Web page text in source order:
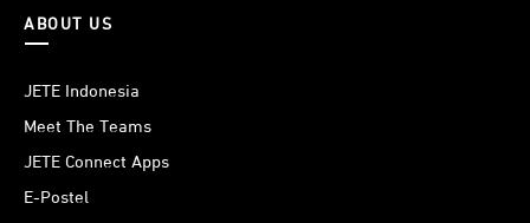
ABOUT US
JETE Indonesia
Meet The Teams
JETE Connect Apps
E-Postel